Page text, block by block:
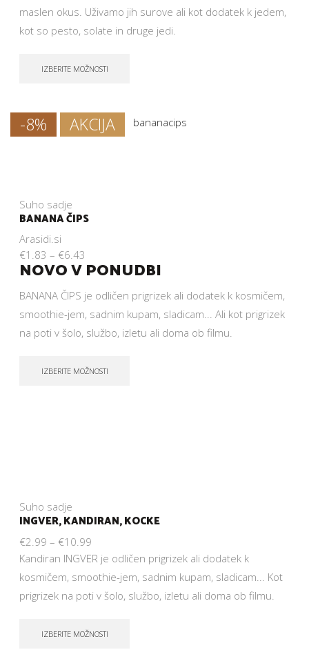
maslen okus. Uživamo jih surove ali kot dodatek k jedem,
kot so pesto, solate in druge jedi.
IZBERITE MOŽNOSTI
-8% AKCIJA
Suho sadje
BANANA ČIPS
Arasidi.si
€1.83 – €6.43
NOVO V PONUDBI
BANANA ČIPS je odličen prigrizek ali dodatek k kosmičem,
smoothie-jem, sadnim kupam, sladicam... Ali kot prigrizek
na poti v šolo, službo, izletu ali doma ob filmu.
IZBERITE MOŽNOSTI
Suho sadje
INGVER, KANDIRAN, KOCKE
€2.99 – €10.99
Kandiran INGVER je odličen prigrizek ali dodatek k
kosmičem, smoothie-jem, sadnim kupam, sladicam... Kot
prigrizek na poti v šolo, službo, izletu ali doma ob filmu.
IZBERITE MOŽNOSTI